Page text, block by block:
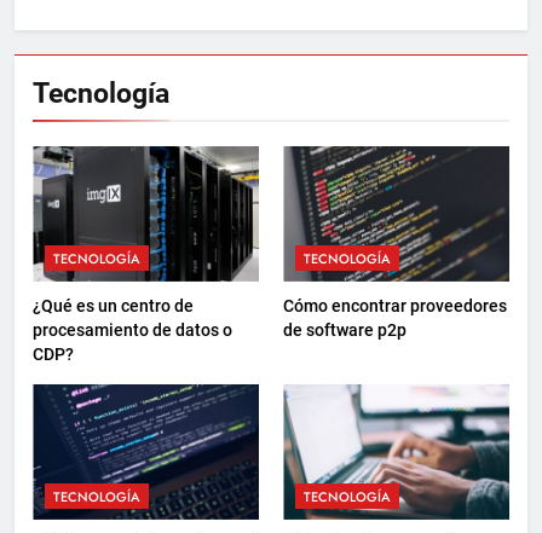
Tecnología
TECNOLOGÍA
¿Qué es un centro de
procesamiento de datos o
CDP?
TECNOLOGÍA
Cómo encontrar proveedores
de software p2p
TECNOLOGÍA TECNOLOGÍA